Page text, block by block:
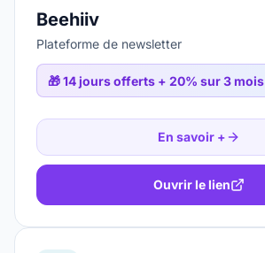
Beehiiv
Plateforme de newsletter
🎁14 jours offerts + 20% sur 3 mois
En savoir +
Ouvrir le lien